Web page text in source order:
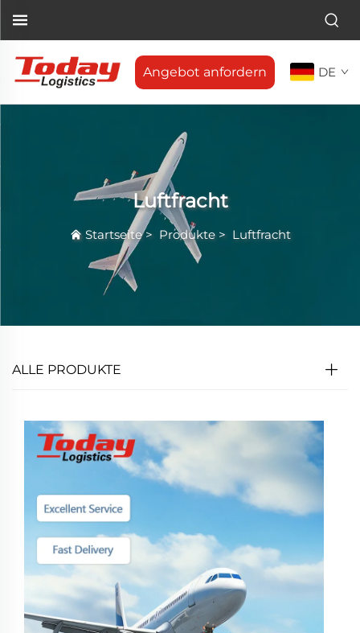
Angebot anfordern DE
Luftfracht
Startseite> Produkte> Luftfracht
ALLE PRODUKTE